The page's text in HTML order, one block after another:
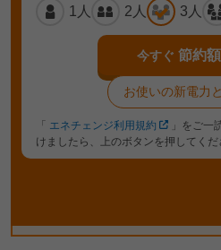
1人
2人 3人
今すぐ 節約
お使いの新電力と
「 エネチェンジ利用規約
」をご一
けましたら、上のボタンを押してくだ